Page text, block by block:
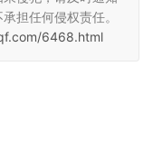
担任何侵权责任。
6468.html